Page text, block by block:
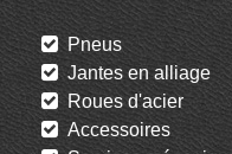
Pneus
Jantes en alliage
Roues d'acier
Accessoires